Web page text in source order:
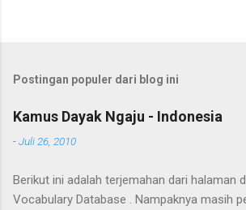
Postingan populer dari blog ini
Kamus Dayak Ngaju - Indonesia
-Juli 26, 2010
Berikut ini adalah terjemahan dari halaman
Vocabulary Database . Nampaknya masih